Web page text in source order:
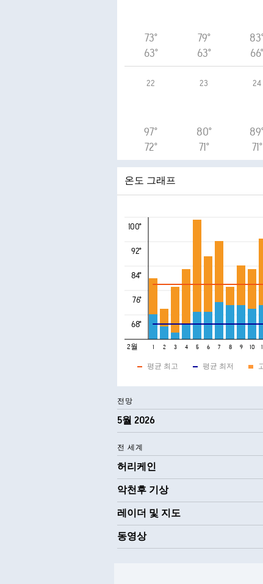
73°
63°
79°
63°
66°
22
97°
72°
23
80°
71°
24
71°
온도 그래프
100°
92°
84°
76°
68°
2월 1 2 3 4 5 6 7 8 9 10
평균 최고 평균 최저
전망
5월 2026
전 세계
허리케인
악천후 기상
레이더 및 지도
동영상